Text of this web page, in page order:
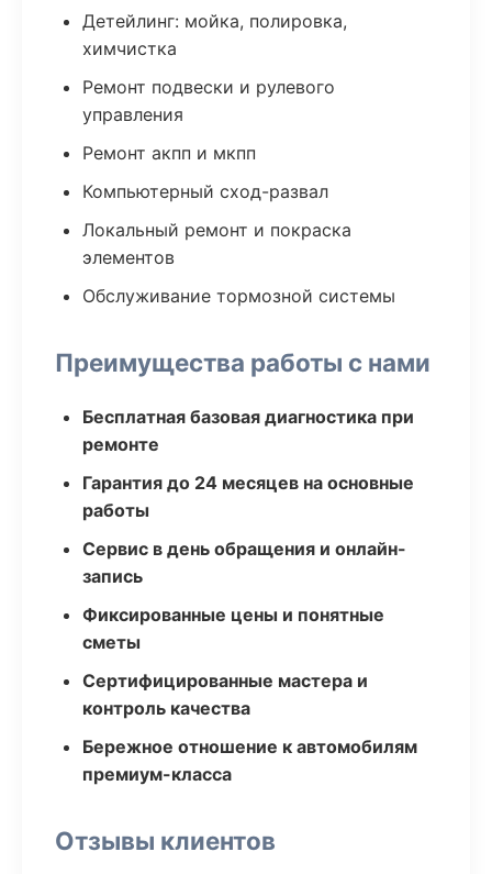
Детейлинг: мойка, полировка,
химчистка
Ремонт подвески и рулевого
управления
Ремонт акпп и мкпп
Компьютерный сход-развал
Локальный ремонт и покраска
элементов
Обслуживание тормозной системы
Преимущества работы с нами
Бесплатная базовая диагностика при
ремонте
Гарантия до 24 месяцев на основные
работы
Сервис в день обращения и онлайн-
запись
Фиксированные цены и понятные
сметы
Сертифицированные мастера и
контроль качества
Бережное отношение к автомобилям
премиум-класса
Отзывы клиентов